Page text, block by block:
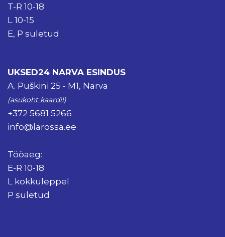
T-R 10-18
L 10-15
E, P suletud
UKSED24 NARVA ESINDUS
A. Puškini 25 - M1, Narva
(asukoht kaardil)
+372 5681 5266
info@larossa.ee
Tööaeg:
E-R 10-18
L kokkuleppel
P suletud